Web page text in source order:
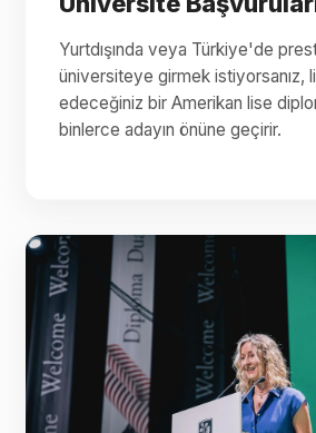
Yurtdışında veya Türkiye'de
üniversiteye girmek istiyorsanız,
edeceğiniz bir Amerikan lise
binlerce adayın önüne geçirir.